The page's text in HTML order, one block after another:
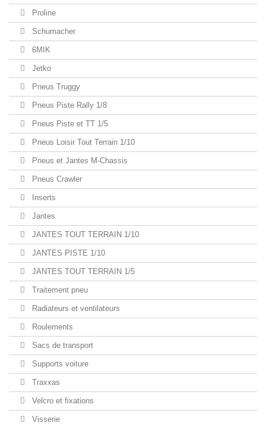
Proline
Schumacher
6MIK
Jetko
Pneus Truggy
Pneus Piste Rally 1/8
Pneus Piste et TT 1/5
Pneus Loisir Tout Terrain 1/10
Pneus et Jantes M-Chassis
Pneus Crawler
Inserts
Jantes
JANTES TOUT TERRAIN 1/10
JANTES PISTE 1/10
JANTES TOUT TERRAIN 1/5
Traitement pneu
Radiateurs et ventilateurs
Roulements
Sacs de transport
Supports voiture
Traxxas
Velcro et fixations
Visserie